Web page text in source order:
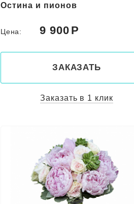
Остина и пионов
Цена: 9 900
ЗАКАЗАТЬ
Заказать в 1 клик